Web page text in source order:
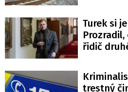
Turek si
řidič
trestný